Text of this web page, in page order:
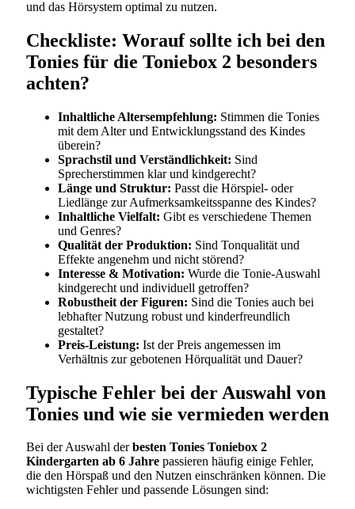
und das Hörsystem optimal zu nutzen.
Checkliste: Worauf sollte ich bei den
Tonies für die Toniebox 2 besonders
achten?
Inhaltliche Altersempfehlung: Stimmen die Tonies
mit dem Alter und Entwicklungsstand des Kindes
überein?
Sprachstil und Verständlichkeit: Sind
Sprecherstimmen klar und kindgerecht?
Länge und Struktur: Passt die Hörspiel- oder
Liedlänge zur Aufmerksamkeitsspanne des Kindes?
Inhaltliche Vielfalt: Gibt es verschiedene Themen
und Genres?
Qualität der Produktion: Sind Tonqualität und
Effekte angenehm und nicht störend?
Interesse & Motivation: Wurde die Tonie-Auswahl
kindgerecht und individuell getroffen?
Robustheit der Figuren: Sind die Tonies auch bei
lebhafter Nutzung robust und kinderfreundlich
gestaltet?
Preis-Leistung: Ist der Preis angemessen im
Verhältnis zur gebotenen Hörqualität und Dauer?
Typische Fehler bei der Auswahl von
Tonies und wie sie vermieden werden
Bei der Auswahl derbesten Tonies Toniebox 2
Kindergarten ab 6 Jahre passieren häufig einige Fehler,
die den Hörspaß und den Nutzen einschränken können. Die
wichtigsten Fehler und passende Lösungen sind: